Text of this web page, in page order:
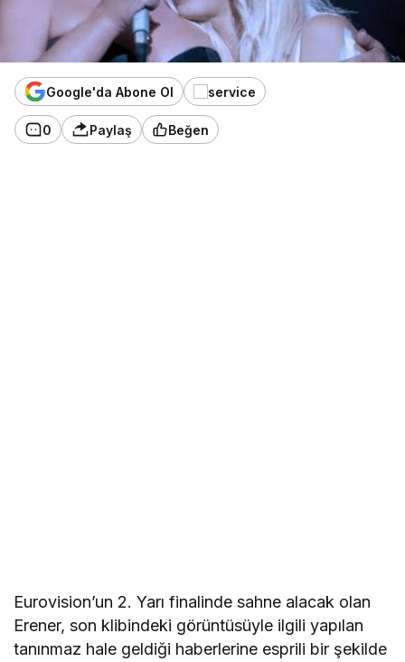
Google'da Abone Ol
0 Paylaş Beğen
Eurovision’un 2. Yarı finalinde sahne alacak olan
Erener, son klibindeki görüntüsüyle ilgili yapılan
tanınmaz hale geldiği haberlerine esprili bir şekilde